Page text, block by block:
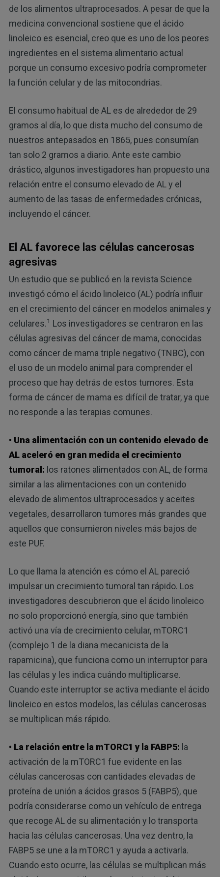
de los alimentos ultraprocesados. A pesar de que la
medicina convencional sostiene que el ácido
linoleico es esencial, creo que es uno de los peores
ingredientes en el sistema alimentario actual
porque un consumo excesivo podría comprometer
la función celular y de las mitocondrias.
El consumo habitual de AL es de alrededor de 29
gramos al día, lo que dista mucho del consumo de
nuestros antepasados ​​en 1865, pues consumían
tan solo 2 gramos a diario. Ante este cambio
drástico, algunos investigadores han propuesto una
relación entre el consumo elevado de AL y el
aumento de las tasas de enfermedades crónicas,
incluyendo el cáncer.
El AL favorece las células cancerosas
agresivas
Un estudio que se publicó en la revista Science
investigó cómo el ácido linoleico (AL) podría influir
en el crecimiento del cáncer en modelos animales y
celulares.1 Los investigadores se centraron en las
células agresivas del cáncer de mama, conocidas
como cáncer de mama triple negativo (TNBC), con
el uso de un modelo animal para comprender el
proceso que hay detrás de estos tumores. Esta
forma de cáncer de mama es difícil de tratar, ya que
no responde a las terapias comunes.
• Una alimentación con un contenido elevado de
AL aceleró en gran medida el crecimiento
tumoral: los ratones alimentados con AL, de forma
similar a las alimentaciones con un contenido
elevado de alimentos ultraprocesados ​​y aceites
vegetales, desarrollaron tumores más grandes que
aquellos que consumieron niveles más bajos de
este PUF.
Lo que llama la atención es cómo el AL pareció
impulsar un crecimiento tumoral tan rápido. Los
investigadores descubrieron que el ácido linoleico
no solo proporcionó energía, sino que también
activó una vía de crecimiento celular, mTORC1
(complejo 1 de la diana mecanicista de la
rapamicina), que funciona como un interruptor para
las células y les indica cuándo multiplicarse.
Cuando este interruptor se activa mediante el ácido
linoleico en estos modelos, las células cancerosas
se multiplican más rápido.
• La relación entre la mTORC1 y la FABP5: la
activación de la mTORC1 fue evidente en las
células cancerosas con cantidades elevadas de
proteína de unión a ácidos grasos 5 (FABP5), que
podría considerarse como un vehículo de entrega
que recoge AL de su alimentación y lo transporta
hacia las células cancerosas. Una vez dentro, la
FABP5 se une a la mTORC1 y ayuda a activarla.
Cuando esto ocurre, las células se multiplican más